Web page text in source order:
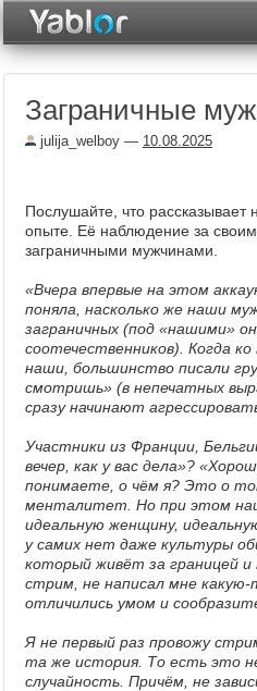
Заграничные
julija_welboy — 10.08.2025
Послушайте, что рассказывает
опыте. Её наблюдение за
заграничными мужчинами.
«Вчера впервые на этом
поняла, насколько же наши
заграничных (под «нашими»
соотечественников). Когда
наши, большинство писали
смотришь» (в непечатных
сразу начинают
Участники из Франции,
вечер, как у вас дела»?
понимаете, о чём я? Это о
менталитет. Но при этом
идеальную женщину,
у самих нет даже культуры
который живёт за границей
стрим, не написал мне
отличились умом и
Я не первый раз провожу
та же история. То есть это
случайность. Причём, не